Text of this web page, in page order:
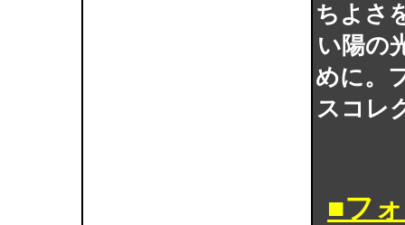
ちよさ
い陽の
めに。
スコレ
■フ